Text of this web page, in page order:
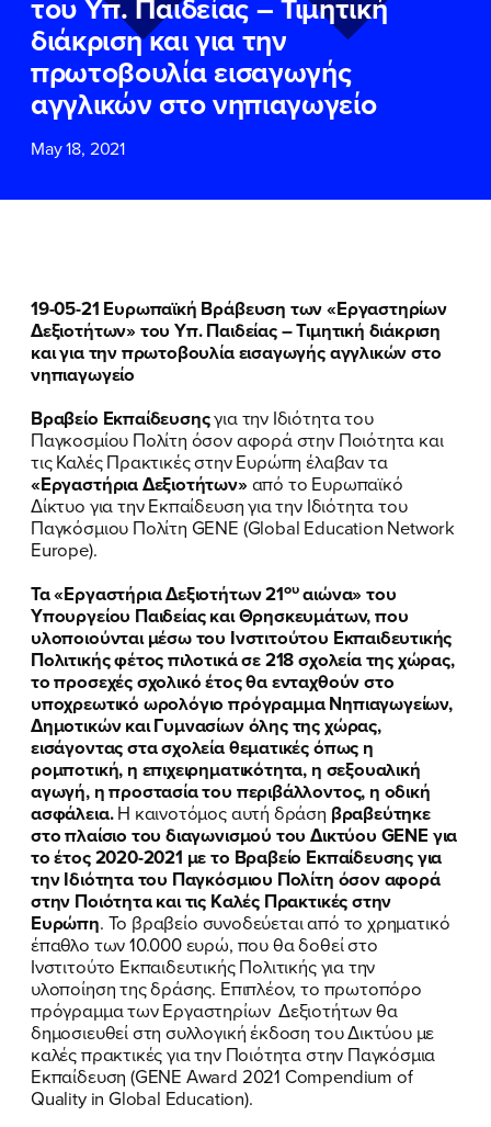
διάκριση και για την
πρωτοβουλία εισαγωγής
αγγλικών στο νηπιαγωγείο
May 18, 2021
19-05-21 Ευρωπαϊκή Βράβευση των «Εργαστηρίων
Δεξιοτήτων» του Υπ. Παιδείας – Τιμητική διάκριση
και για την πρωτοβουλία εισαγωγής αγγλικών στο
νηπιαγωγείο
Βραβείο Εκπαίδευσηςγια την Ιδιότητα του
Παγκοσμίου Πολίτη όσον αφορά στην Ποιότητα και
τις Καλές Πρακτικές στην Ευρώπη έλαβαν τα
«Εργαστήρια Δεξιοτήτων» από το Ευρωπαϊκό
Δίκτυο για την Εκπαίδευση για την Ιδιότητα του
Παγκόσμιου Πολίτη GENE (Global Education Network
Europe).
Τα «Εργαστήρια Δεξιοτήτων 21ουαιώνα» του
Υπουργείου Παιδείας και Θρησκευμάτων, που
υλοποιούνται μέσω του Ινστιτούτου Εκπαιδευτικής
Πολιτικής φέτος πιλοτικά σε 218 σχολεία της χώρας,
το προσεχές σχολικό έτος θα ενταχθούν στο
υποχρεωτικό ωρολόγιο πρόγραμμα Νηπιαγωγείων,
Δημοτικών και Γυμνασίων όλης της χώρας,
εισάγοντας στα σχολεία θεματικές όπως η
ρομποτική, η επιχειρηματικότητα, η σεξουαλική
αγωγή, η προστασία του περιβάλλοντος, η οδική
ασφάλεια.Η καινοτόμος αυτή δράση βραβεύτηκε
στο πλαίσιο του διαγωνισμού του Δικτύου GENE για
το έτος 2020-2021 με το Βραβείο Εκπαίδευσης για
την Ιδιότητα του Παγκόσμιου Πολίτη όσον αφορά
στην Ποιότητα και τις Καλές Πρακτικές στην
Ευρώπη. Το βραβείο συνοδεύεται από το χρηματικό
έπαθλο των 10.000 ευρώ, που θα δοθεί στο
Ινστιτούτο Εκπαιδευτικής Πολιτικής για την
υλοποίηση της δράσης. Επιπλέον, το πρωτοπόρο
πρόγραμμα των Εργαστηρίων Δεξιοτήτων θα
δημοσιευθεί στη συλλογική έκδοση του Δικτύου με
καλές πρακτικές για την Ποιότητα στην Παγκόσμια
Εκπαίδευση (GENE Award 2021 Compendium of
Quality in Global Education).
ΕΠΙΘΕΤΟ*
ΤΗΛΕΦΩΝΟ*
του δικτυακού τόπου του
Πολιτικού Γραφείου της Βουλευτού
Νίκης Κεραμέως
ΥΠΟΒΟΛΗ
ΕΠΙΘΕΤΟ*
ΤΗΛΕΦΩΝΟ
του δικτυακού τόπου του
Πολιτικού Γραφείου της Βουλευτού
Νίκης Κεραμέως
ΥΠΟΒΟΛΗ